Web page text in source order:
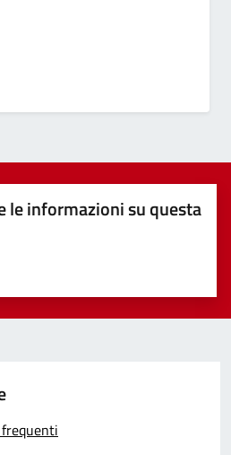
le informazioni su questa
su 5
su 5
5